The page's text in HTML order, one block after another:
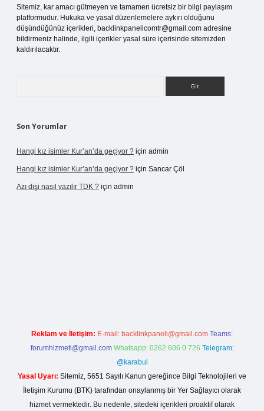
Sitemiz, kar amacı gütmeyen ve tamamen ücretsiz bir bilgi paylaşım
platformudur. Hukuka ve yasal düzenlemelere aykırı olduğunu
düşündüğünüz içerikleri, backlinkpanelicomtr@gmail.com adresine
bildirmeniz halinde, ilgili içerikler yasal süre içerisinde sitemizden
kaldırılacaktır.
Son Yorumlar
Hangi kız isimler Kur’an’da geçiyor ? için admin
Hangi kız isimler Kur’an’da geçiyor ? için Sancar Çöl
Azı dişi nasıl yazılır TDK ? için admin
Reklam ve İletişim: E-mail: backlinkpaneli@gmail.com Teams:
forumhizmeti@gmail.com Whatsapp: 0262 606 0 726 Telegram:
@karabul
Yasal Uyarı: Sitemiz, 5651 Sayılı Kanun gereğince Bilgi Teknolojileri ve
İletişim Kurumu (BTK) tarafından onaylanmış bir Yer Sağlayıcı olarak
hizmet vermektedir. Bu nedenle, sitedeki içerikleri proaktif olarak